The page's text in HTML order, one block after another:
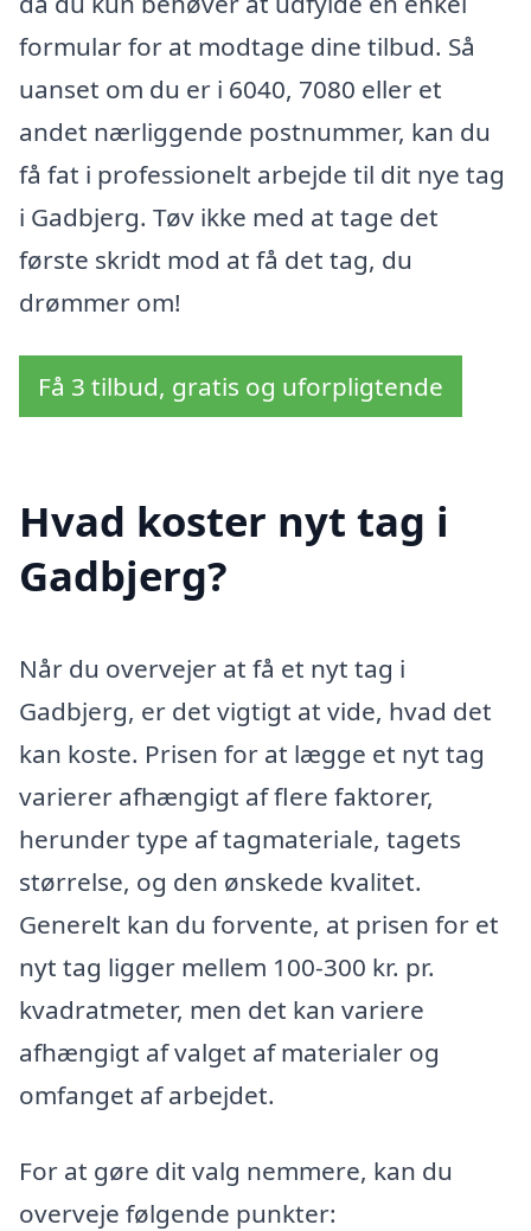
formular for at modtage dine tilbud. Så
uanset om du er i 6040, 7080 eller et
andet nærliggende postnummer, kan du
få fat i professionelt arbejde til dit nye tag
i Gadbjerg. Tøv ikke med at tage det
første skridt mod at få det tag, du
drømmer om!
Få 3 tilbud, gratis og uforpligtende
Hvad koster nyt tag i
Gadbjerg?
Når du overvejer at få et nyt tag i
Gadbjerg, er det vigtigt at vide, hvad det
kan koste. Prisen for at lægge et nyt tag
varierer afhængigt af flere faktorer,
herunder type af tagmateriale, tagets
størrelse, og den ønskede kvalitet.
Generelt kan du forvente, at prisen for et
nyt tag ligger mellem 100-300 kr. pr.
kvadratmeter, men det kan variere
afhængigt af valget af materialer og
omfanget af arbejdet.
For at gøre dit valg nemmere, kan du
overveje følgende punkter: